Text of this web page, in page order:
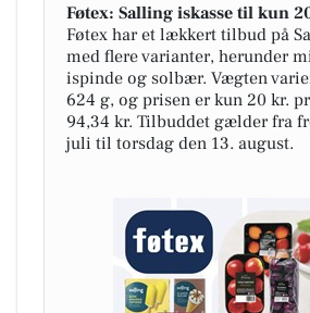
Føtex: Salling iskasse til kun
Føtex har et lækkert tilbud på
med flere varianter, herunder
ispinde og solbær. Vægten
624 g, og prisen er kun 20 kr.
94,34 kr. Tilbuddet gælder fra
juli til torsdag den 13. august.